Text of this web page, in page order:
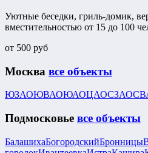
Уютные беседки, гриль-домик,
вместительностью от 15 до 100
от 500 руб
Москва все объекты
ЮЗАОЮВАОЮАОЦАОСЗАО
Подмосковье все объекты
БалашихаБогородскийБронницы